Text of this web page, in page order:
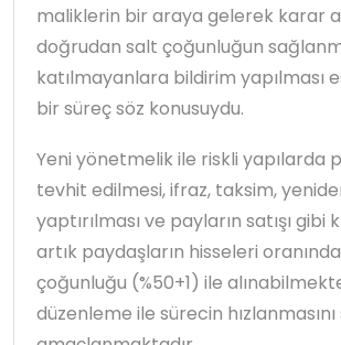
maliklerin bir araya gelerek karar
doğrudan salt çoğunluğun
katılmayanlara bildirim yapılması
bir süreç söz konusuydu.
Yeni yönetmelik ile riskli yapılarda
tevhit edilmesi, ifraz, taksim,
yaptırılması ve payların satışı
artık paydaşların hisseleri
çoğunluğu (%50+1) ile
düzenleme ile sürecin